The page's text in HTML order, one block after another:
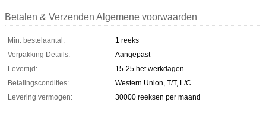
Betalen & Verzenden Algemene voorwaarden
Min. bestelaantal:
1 reeks
Verpakking Details:
Aangepast
Levertijd:
15-25 het werkdagen
Betalingscondities:
Western Union, T/T, L/C
Levering vermogen:
30000 reeksen per maand